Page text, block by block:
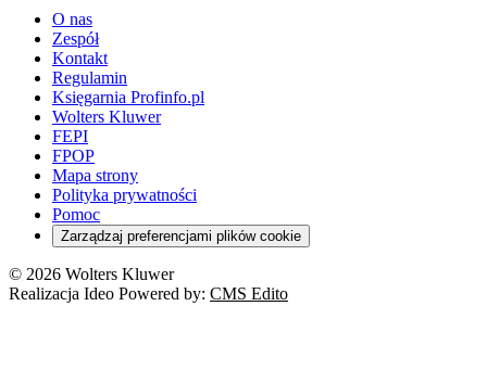
O nas
Zespół
Kontakt
Regulamin
Księgarnia Profinfo.pl
Wolters Kluwer
FEPI
FPOP
Mapa strony
Polityka prywatności
Pomoc
Zarządzaj preferencjami plików cookie
© 2026 Wolters Kluwer
Realizacja Ideo Powered by: CMS Edito